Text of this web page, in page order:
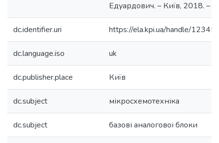
Едуардович. – Київ, 2018. –
dc.identifier.uri https://ela.kpi.ua/handle/
dc.language.iso uk
dc.publisher.place Київ
dc.subject мікросхемотехніка
dc.subject базові аналоговоі блоки